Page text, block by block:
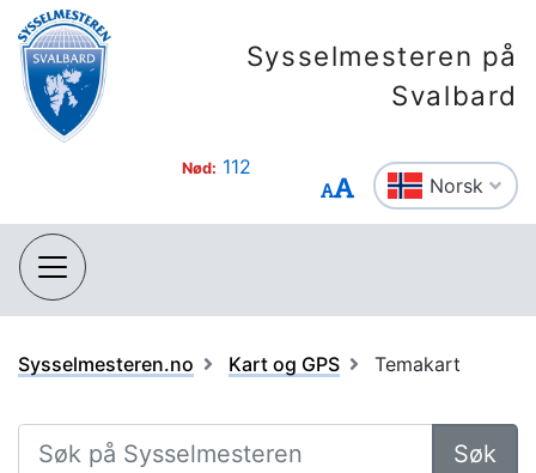
Sysselmesteren på
Svalbard
Nød: 112
Norsk
Sysselmesteren.no Kart og GPS Temakart
Søk